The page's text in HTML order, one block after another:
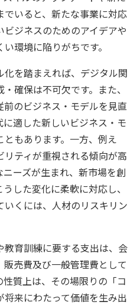
いると、新たな事業に対応
ジネスのためのアイデアや
環境に陥りがちです。
を踏まえれば、デジタル関
確保は不可欠です。また、
のビジネス・モデルを見直
適した新しいビジネス・モ
もあります。一方、例え
ティが重視される傾向が高
ーズが生まれ、新市場を創
した変化に柔軟に対応し、
くには、人材のリスキリン
教育訓練に要する支出は、会
売費及び一般管理費として
質上は、その場限りの「コ
来にわたって価値を生み出